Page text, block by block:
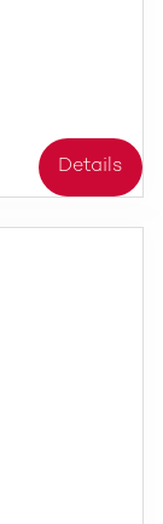
Details